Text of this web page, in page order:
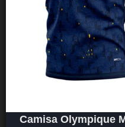
Camisa Olympique